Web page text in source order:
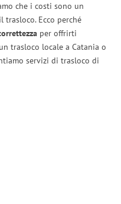
che i costi sono un
Ecco perché
per offrirti
trasloco locale a Catania o
servizi di trasloco di